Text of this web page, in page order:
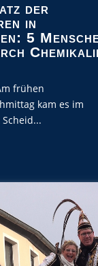
der
in
5
frühen
kam es im